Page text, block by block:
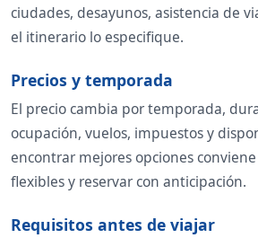
ciudades, desayunos, asistencia de
el itinerario lo especifique.
Precios y temporada
El precio cambia por temporada,
ocupación, vuelos, impuestos y
encontrar mejores opciones
flexibles y reservar con anticipación.
Requisitos antes de viajar